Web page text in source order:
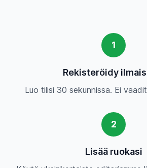
1
Rekisteröidy
Luo tilisi 30 sekunnissa. Ei
2
Lisää ruokasi